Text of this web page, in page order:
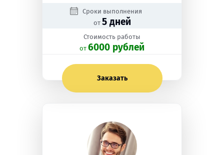
Сроки выполнения
от 5 дней
Стоимость работы
oт 6000 рублей
Заказать